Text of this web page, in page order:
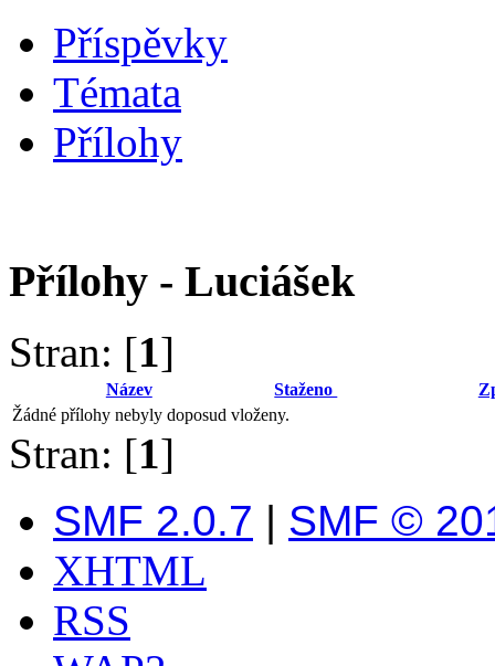
Příspěvky
Témata
Přílohy
Přílohy - Luciášek
Stran: [1]
Název Staženo
Žádné přílohy nebyly doposud vloženy.
Stran: [1]
SMF 2.0.7 | SMF ©
XHTML
RSS